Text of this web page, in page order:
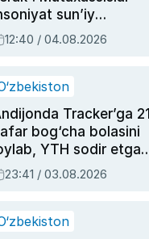
sun’iy
boshqara
qolishidan xavotir
12:40 / 04.08.2026
Tracker’ga 21
bog‘cha bolasini
YTH sodir etgan
sud hukmi o‘qildi
23:41 / 03.08.2026